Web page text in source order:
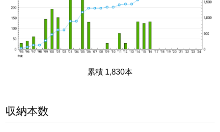
累積 1,830本
収納本数